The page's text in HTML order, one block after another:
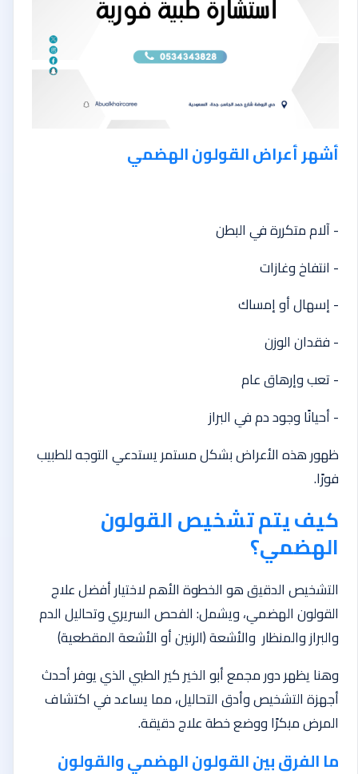
أشهر أعراض القولون الهضمي
- آلام متكررة في البطن
- انتفاخ وغازات
- إسهال أو إمساك
- فقدان الوزن
- تعب وإرهاق عام
- أحيانًا وجود دم في البراز
ظهور هذه الأعراض بشكل مستمر يستدعي التوجه للطبيب
فورًا.
كيف يتم تشخيص القولون
الهضمي؟
التشخيص الدقيق هو الخطوة الأهم لاختيار أفضل علاج
القولون الهضمي، ويشمل: الفحص السريري وتحاليل الدم
والبراز والمنظار والأشعة (الرنين أو الأشعة المقطعية)
وهنا يظهر دور مجمع أبو الخير كير الطبي الذي يوفر أحدث
أجهزة التشخيص وأدق التحاليل، مما يساعد في اكتشاف
المرض مبكرًا ووضع خطة علاج دقيقة.
ما الفرق بين القولون الهضمي والقولون